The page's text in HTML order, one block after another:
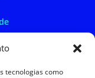
tecnologias como